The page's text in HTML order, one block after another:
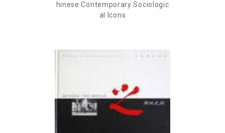
hinese Contemporary Sociologic
al Icons